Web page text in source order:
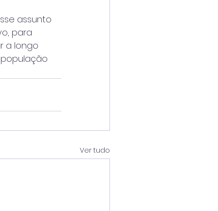
assunto
para
a longo
Ver tudo